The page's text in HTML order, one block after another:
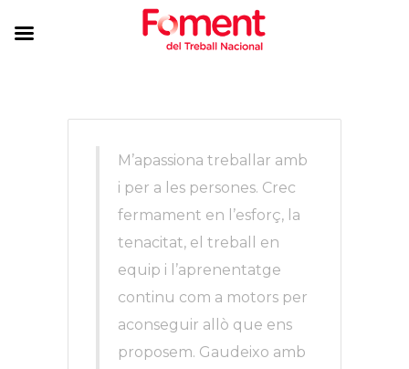
M’apassiona treballar amb
i per a les persones. Crec
fermament en l’esforç, la
tenacitat, el treball en
equip i l’aprenentatge
continu com a motors per
aconseguir allò que ens
proposem. Gaudeixo amb